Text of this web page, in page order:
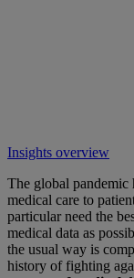
Insights overview
The global pandemic
medical care to
particular need the
medical data as
the usual way is
history of fighting